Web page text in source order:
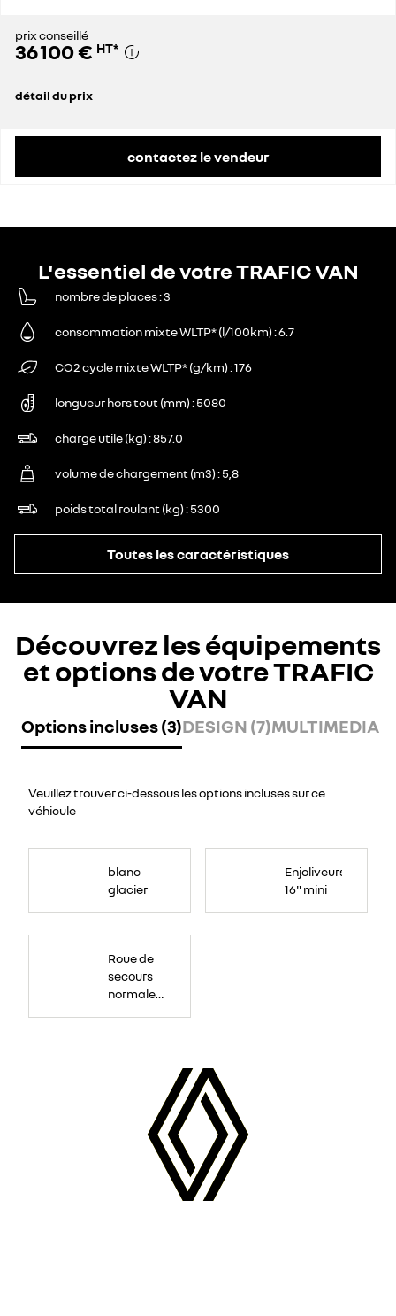
prix conseillé
36 100 € HT*
détail du prix
contactez le vendeur
L'essentiel de votre TRAFIC VAN
nombre de places 3
consommation mixte WLTP* (l/100km) 6.7
CO2 cycle mixte WLTP* (g/km) 176
longueur hors tout (mm) 5080
charge utile (kg) 857.0
volume de chargement (m3) 5,8
poids total roulant (kg) 5300
Toutes les caractéristiques
Découvrez les équipements
et options de votre TRAFIC
VAN
Options incluses (3)DESIGN (7)MULTIMEDIA
Veuillez trouver ci-dessous les options incluses sur ce
véhicule
blanc
glacier
Enjoliveurs
16" mini
Roue de
secours
normale